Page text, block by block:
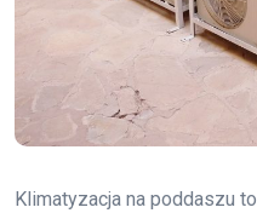
Klimatyzacja na poddaszu